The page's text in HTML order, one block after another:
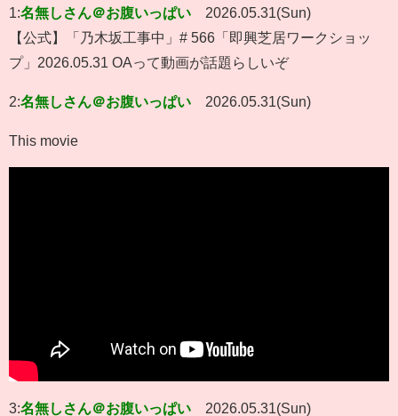
1:名無しさん＠お腹いっぱい
2026.05.31(Sun)
【公式】「乃木坂工事中」# 566「即興芝居ワークショッ
プ」2026.05.31 OAって動画が話題らしいぞ
2:名無しさん＠お腹いっぱい 2026.05.31(Sun)
This movie
3:名無しさん＠お腹いっぱい
2026.05.31(Sun)